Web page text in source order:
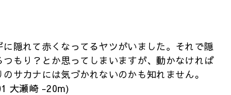
に隠れて赤くなってるヤツがいました。それで隠
つもり？とか思ってしまいますが、動かなければ
サカナには気づかれないのかも知れません。
大瀬崎 -20m)